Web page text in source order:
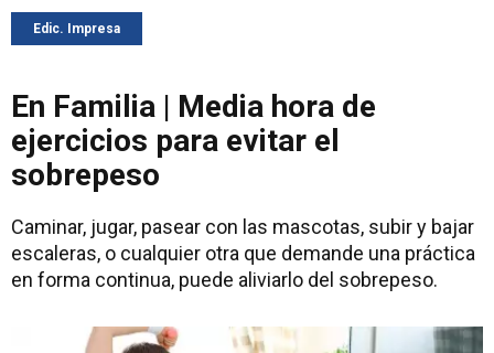
Edic. Impresa
En Familia | Media hora de
ejercicios para evitar el
sobrepeso
Caminar, jugar, pasear con las mascotas, subir y bajar
escaleras, o cualquier otra que demande una práctica
en forma continua, puede aliviarlo del sobrepeso.